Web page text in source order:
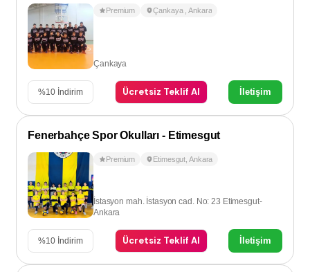
Premium Çankaya ,Ankara
Çankaya
%10 İndirim Ücretsiz Teklif Al İletişim
Fenerbahçe Spor Okulları - Etimesgut
Premium Etimesgut ,Ankara
İstasyon mah. İstasyon cad. No: 23 Etimesgut-
Ankara
%10 İndirim Ücretsiz Teklif Al İletişim